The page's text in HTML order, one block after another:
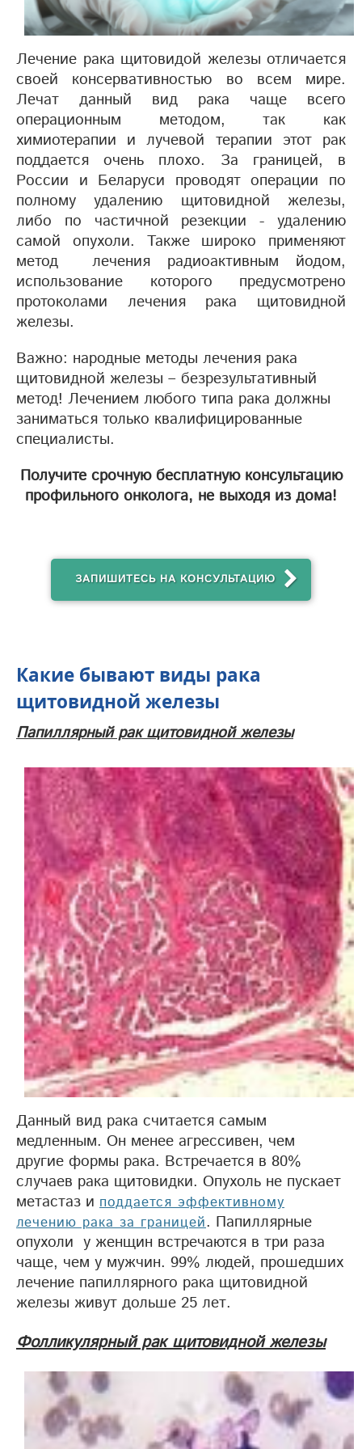
Лечение рака щитовидой железы отличается
своей консервативностью во всем мире.
Лечат данный вид рака чаще всего
операционным методом, так как
химиотерапии и лучевой терапии этот рак
поддается очень плохо. За границей, в
России и Беларуси проводят операции по
полному удалению щитовидной железы,
либо по частичной резекции - удалению
самой опухоли. Также широко применяют
метод лечения радиоактивным йодом,
использование которого предусмотрено
протоколами лечения рака щитовидной
железы.
Важно: народные методы лечения рака
щитовидной железы – безрезультативный
метод! Лечением любого типа рака должны
заниматься только квалифицированные
специалисты.
Получите срочную бесплатную консультацию
профильного онколога, не выходя из дома!
ЗАПИШИТЕСЬ НА КОНСУЛЬТАЦИЮ
Какие бывают виды рака
щитовидной железы
Папиллярный рак щитовидной железы
Данный вид рака считается самым
медленным. Он менее агрессивен, чем
другие формы рака. Встречается в 80%
случаев рака щитовидки. Опухоль не пускает
метастаз и поддается эффективному
лечению рака за границей. Папиллярные
опухоли у женщин встречаются в три раза
чаще, чем у мужчин. 99% людей, прошедших
лечение папиллярного рака щитовидной
железы живут дольше 25 лет.
Фолликулярный рак щитовидной железы